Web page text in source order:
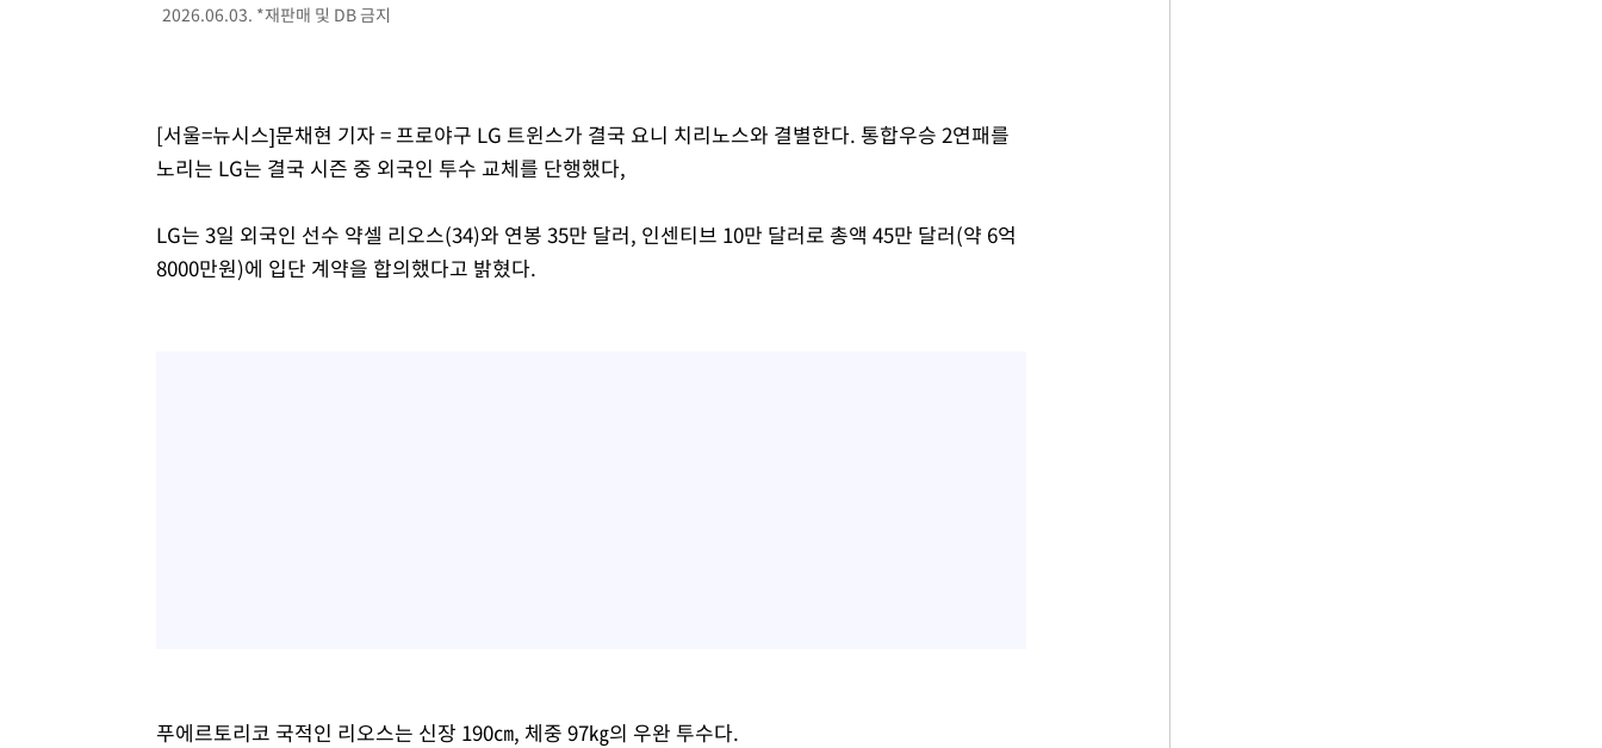
2026.06.03. *재판매 및 DB 금지
[서울=뉴시스]문채현 기자 = 프로야구 LG 트윈스가 결국 요니 치리노스와 결별한다. 통합우승 2연패를
노리는 LG는 결국 시즌 중 외국인 투수 교체를 단행했다,
LG는 3일 외국인 선수 약셀 리오스(34)와 연봉 35만 달러, 인센티브 10만 달러로 총액 45만 달러(약 6억
8000만원)에 입단 계약을 합의했다고 밝혔다.
푸에르토리코 국적인 리오스는 신장 190㎝, 체중 97㎏의 우완 투수다.